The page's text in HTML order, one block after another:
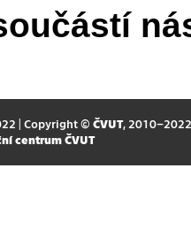
| Copyright © ČVUT, 2010–2022
centrum ČVUT